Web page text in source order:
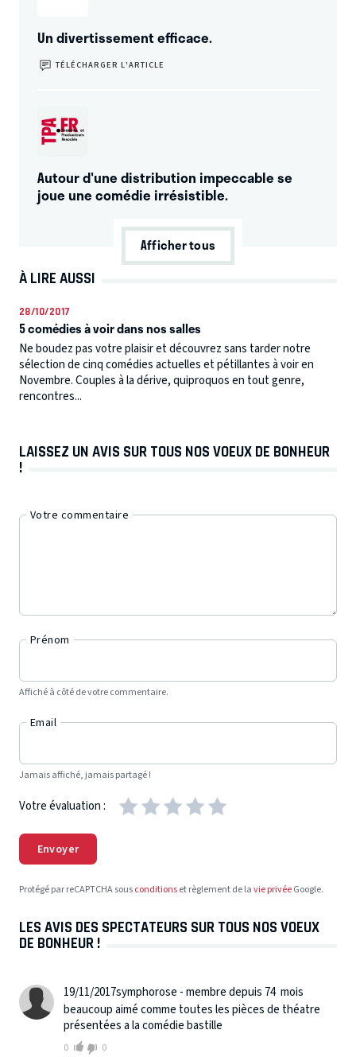
Un divertissement efficace.
TÉLÉCHARGER L’ARTICLE
Autour d'une distribution impeccable se
joue une comédie irrésistible.
Afficher tous
À LIRE AUSSI
28/10/2017
5 comédies à voir dans nos salles
Ne boudez pas votre plaisir et découvrez sans tarder notre
sélection de cinq comédies actuelles et pétillantes à voir en
Novembre. Couples à la dérive, quiproquos en tout genre,
rencontres...
LAISSEZ UN AVIS SUR TOUS NOS VOEUX DE BONHEUR
!
Votre commentaire
Prénom
Affiché à côté de votre commentaire.
Email
Jamais affiché, jamais partagé !
Votre évaluation :
Envoyer
Protégé par reCAPTCHA sousconditionset règlement de lavie privéeGoogle.
LES AVIS DES SPECTATEURS SUR TOUS NOS VOEUX
DE BONHEUR !
19/11/2017symphorose - membre depuis 74 mois
beaucoup aimé comme toutes les pièces de théatre
présentées a la comédie bastille
0
0